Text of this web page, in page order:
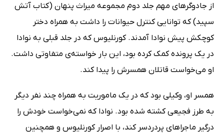
از جادوگرهای مهم جلد دوم مجموعه میراث پنهان (کتاب آتش
سپید) که توانایی کنترل حیوانات را داشت به همراه دختر
کوچکش پیش نوادا آمدند. کورنلیوس که در جلد قبلی به نوادا
در یک پرونده کمک کرده بود، این بار خواسته‌ی متفاوتی داشت.
او می‌خواست قاتلان همسرش را پیدا کند.
همسر او، وکیلی بود که در یک ماموریت به همراه چند نفر دیگر
به طرز فجیعی کشته شده بود. نوادا که نمی‌خواست خودش را
درگیر ماجراهای پردردسر کند، با اصرار کورنلیوس و همچنین